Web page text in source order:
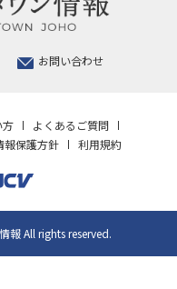
お問い合わせ
よくあるご質問
報保護方針 利用規約
報 All rights reserved.